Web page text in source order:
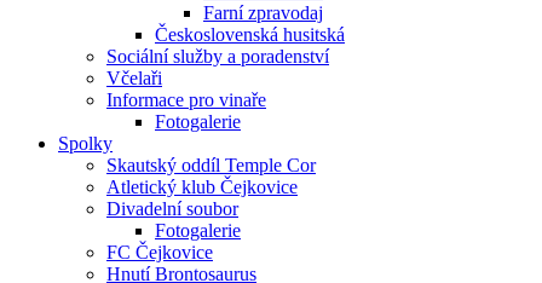
Farní zpravodaj
Československá husitská
Sociální služby a poradenství
Včelaři
Informace pro vinaře
Fotogalerie
Spolky
Skautský oddíl Temple Cor
Atletický klub Čejkovice
Divadelní soubor
Fotogalerie
FC Čejkovice
Hnutí Brontosaurus